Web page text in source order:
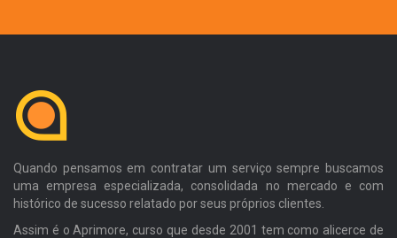
Quando pensamos em contratar um serviço sempre buscamos
uma empresa especializada, consolidada no mercado e com
histórico de sucesso relatado por seus próprios clientes.
Assim é o Aprimore, curso que desde 2001 tem como alicerce de